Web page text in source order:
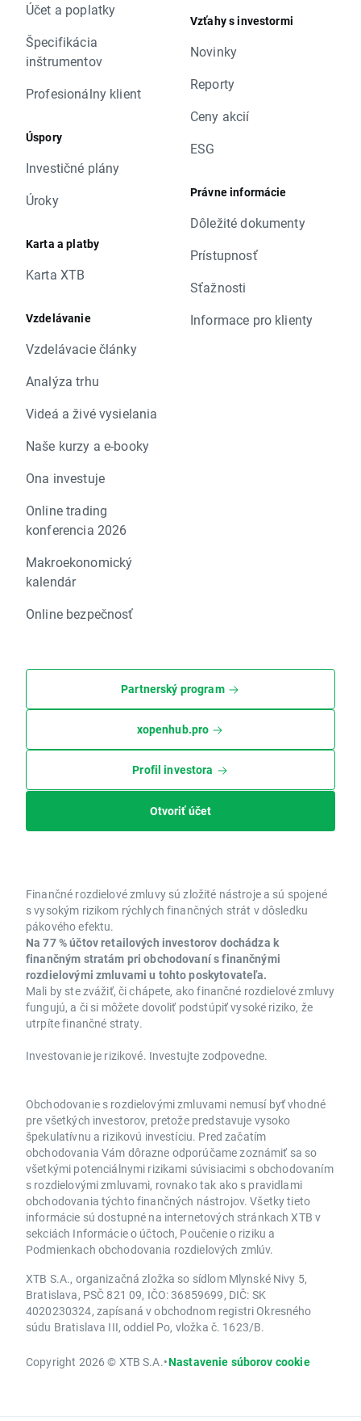
Účet a poplatky
Špecifikácia
inštrumentov
Profesionálny klient
Úspory
Investičné plány
Úroky
Karta a platby
Karta XTB
Vzdelávanie
Vzdelávacie články
Analýza trhu
Videá a živé vysielania
Naše kurzy a e-booky
Ona investuje
Online trading
konferencia 2026
Makroekonomický
kalendár
Online bezpečnosť
Vzťahy s investormi
Novinky
Reporty
Ceny akcií
ESG
Právne informácie
Dôležité dokumenty
Prístupnosť
Sťažnosti
Informace pro klienty
Partnerský program
xopenhub.pro
Profil investora
Otvoriť účet
Finančné rozdielové zmluvy sú zložité nástroje a sú spojené
s vysokým rizikom rýchlych finančných strát v dôsledku
pákového efektu.
Na 77 % účtov retailových investorov dochádza k
finančným stratám pri obchodovaní s finančnými
rozdielovými zmluvami u tohto poskytovateľa.
Mali by ste zvážiť, či chápete, ako finančné rozdielové zmluvy
fungujú, a či si môžete dovoliť podstúpiť vysoké riziko, že
utrpíte finančné straty.
Investovanie je rizikové. Investujte zodpovedne.
Obchodovanie s rozdielovými zmluvami nemusí byť vhodné
pre všetkých investorov, pretože predstavuje vysoko
špekulatívnu a rizikovú investíciu. Pred začatím
obchodovania Vám dôrazne odporúčame zoznámiť sa so
všetkými potenciálnymi rizikami súvisiacimi s obchodovaním
s rozdielovými zmluvami, rovnako tak ako s pravidlami
obchodovania týchto finančných nástrojov. Všetky tieto
informácie sú dostupné na internetových stránkach XTB v
sekciách Informácie o účtoch, Poučenie o riziku a
Podmienkach obchodovania rozdielových zmlúv.
XTB S.A., organizačná zložka so sídlom Mlynské Nivy 5,
Bratislava, PSČ 821 09, IČO: 36859699, DIČ: SK
4020230324, zapísaná v obchodnom registri Okresného
súdu Bratislava III, oddiel Po, vložka č. 1623/B.
Copyright 2026 © XTB S.A.•Nastavenie súborov cookie